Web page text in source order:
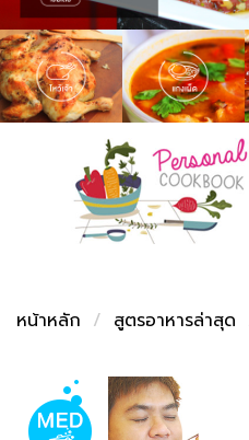
Top Foodie
สารพันก้นครัว
เคล็ดลับน่ารู้
เปรียบเทียบหน่วยก
เปรียบเทียบอุณหภูมิ
เปรียบเทียบน้ำหนัก
FoodPedia
สร้าง Cookbook
หน้าหลัก
สูตรอาหารล่าสุด